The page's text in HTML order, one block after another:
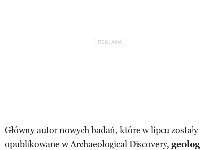
Główny autor nowych badań, które w lipcu zostały
opublikowane w Archaeological Discovery, geolog